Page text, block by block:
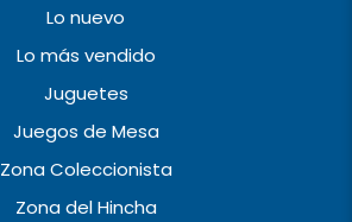
Lo nuevo
Lo más vendido
Juguetes
Juegos de Mesa
Zona Coleccionista
Zona del Hincha